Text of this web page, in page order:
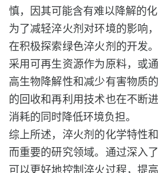
慎，因其可能含有难以降解的化
为了减轻淬火剂对环境的影响
在积极探索绿色淬火剂的开发
采用可再生资源作为原料，或
高生物降解性和减少有害物质
的回收和再利用技术也在不断
消耗的同时降低环境负担。
综上所述，淬火剂的化学特性
而重要的研究领域。通过深入
可以更好地控制淬火过程，提